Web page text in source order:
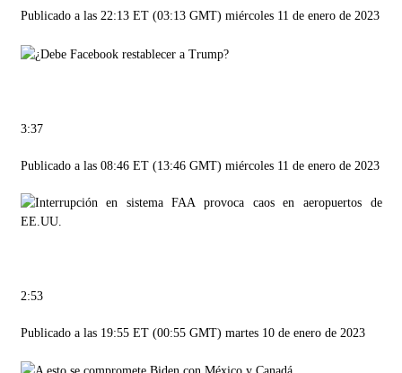
Publicado a las 22:13 ET (03:13 GMT) miércoles 11 de enero de 2023
3:37
Publicado a las 08:46 ET (13:46 GMT) miércoles 11 de enero de 2023
2:53
Publicado a las 19:55 ET (00:55 GMT) martes 10 de enero de 2023